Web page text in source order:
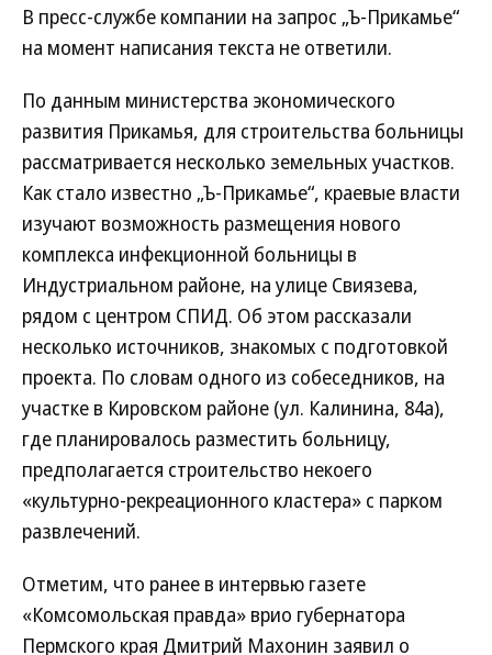
В пресс-службе компании на запрос „Ъ-Прикамье“
на момент написания текста не ответили.
По данным министерства экономического
развития Прикамья, для строительства больницы
рассматривается несколько земельных участков.
Как стало известно „Ъ-Прикамье“, краевые власти
изучают возможность размещения нового
комплекса инфекционной больницы в
Индустриальном районе, на улице Свиязева,
рядом с центром СПИД. Об этом рассказали
несколько источников, знакомых с подготовкой
проекта. По словам одного из собеседников, на
участке в Кировском районе (ул. Калинина, 84а),
где планировалось разместить больницу,
предполагается строительство некоего
«культурно-рекреационного кластера» с парком
развлечений.
Отметим, что ранее в интервью газете
«Комсомольская правда» врио губернатора
Пермского края Дмитрий Махонин заявил о